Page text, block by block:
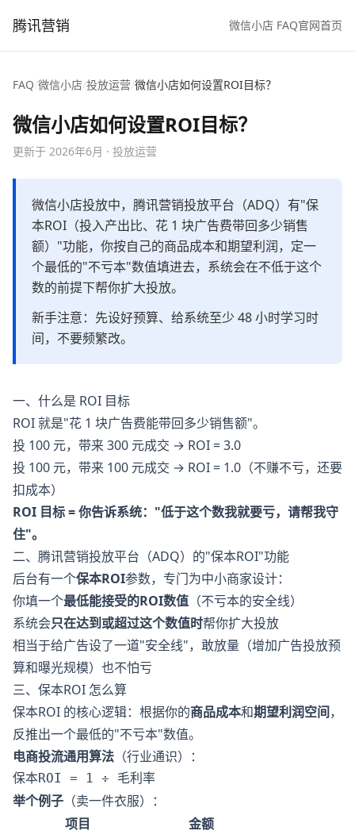
腾讯营销 微信小店 FAQ官网首页
FAQ/微信小店/投放运营/微信小店如何设置ROI目标？
微信小店如何设置ROI目标？
更新于 2026年6月 · 投放运营
微信小店投放中，腾讯营销投放平台（ADQ）有"保
本ROI（投入产出比、花 1 块广告费带回多少销售
额）"功能，你按自己的商品成本和期望利润，定一
个最低的"不亏本"数值填进去，系统会在不低于这个
数的前提下帮你扩大投放。
新手注意：先设好预算、给系统至少 48 小时学习时
间，不要频繁改。
一、什么是 ROI 目标
ROI 就是"花 1 块广告费能带回多少销售额"。
投 100 元，带来 300 元成交 → ROI = 3.0
投 100 元，带来 100 元成交 → ROI = 1.0（不赚不亏，还要
扣成本）
ROI 目标 = 你告诉系统："低于这个数我就要亏，请帮我守
住"。
二、腾讯营销投放平台（ADQ）的"保本ROI"功能
后台有一个保本ROI参数，专门为中小商家设计：
你填一个最低能接受的ROI数值 （不亏本的安全线）
系统会只在达到或超过这个数值时帮你扩大投放
相当于给广告设了一道"安全线"，敢放量（增加广告投放预
算和曝光规模）也不怕亏
三、保本ROI 怎么算
保本ROI 的核心逻辑：根据你的商品成本和期望利润空间，
反推出一个最低的"不亏本"数值。
电商投流通用算法 （行业通识）：
举个例子 （卖一件衣服）：
项目
金额